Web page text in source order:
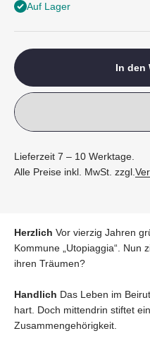
Auf Lager
In den
Lieferzeit 7 – 10 Werktage.
Alle Preise inkl. MwSt. zzgl.
Herzlich Vor vierzig Jahren
Kommune „Utopiaggia“. Nun
ihren Träumen?
Handlich Das Leben im
hart. Doch mittendrin stiftet
Zusammengehörigkeit.